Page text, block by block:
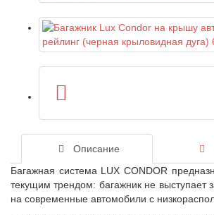
Описание
Багажная система LUX CONDOR
текущим трендом: багажник не выступает
на современные автомобили с